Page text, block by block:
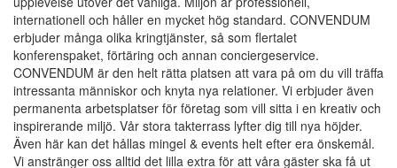
internationell och håller en mycket hög standard. CONVENDUM
erbjuder många olika kringtjänster, så som flertalet
konferenspaket, förtäring och annan conciergeservice.
CONVENDUM är den helt rätta platsen att vara på om du vill träffa
intressanta människor och knyta nya relationer. Vi erbjuder även
permanenta arbetsplatser för företag som vill sitta i en kreativ och
inspirerande miljö. Vår stora takterrass lyfter dig till nya höjder.
Även här kan det hållas mingel & events helt efter era önskemål.
Vi anstränger oss alltid det lilla extra för att våra gäster ska få ut